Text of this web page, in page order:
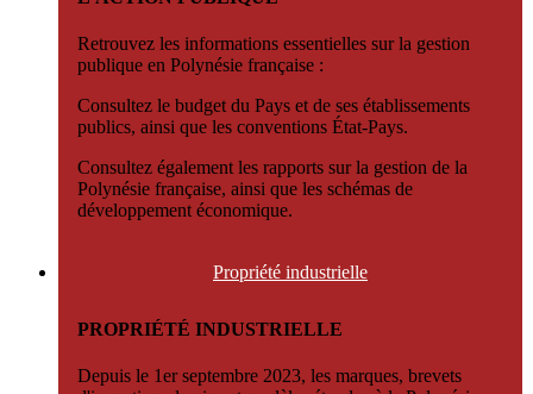
Retrouvez les informations essentielles sur la gestion
publique en Polynésie française :
Consultez le budget du Pays et de ses établissements
publics, ainsi que les conventions État-Pays.
Consultez également les rapports sur la gestion de la
Polynésie française, ainsi que les schémas de
développement économique.
Propriété industrielle
PROPRIÉTÉ INDUSTRIELLE
Depuis le 1er septembre 2023, les marques, brevets